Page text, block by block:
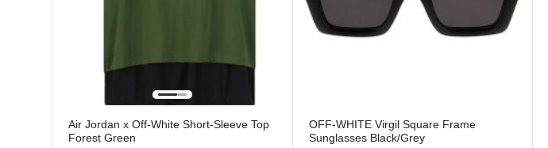
Air Jordan x Off-White Short-Sleeve Top
Forest Green
OFF-WHITE Virgil Square Frame
Sunglasses Black/Grey